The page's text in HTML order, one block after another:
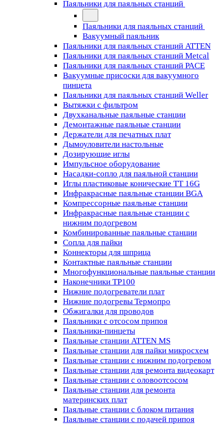
Паяльники для паяльных станций
Паяльники для паяльных станций
Вакуумный паяльник
Паяльники для паяльных станций ATTEN
Паяльники для паяльных станций Metcal
Паяльники для паяльных станций PACE
Вакуумные присоски для вакуумного
пинцета
Паяльники для паяльных станций Weller
Вытяжки с фильтром
Двухканальные паяльные станции
Демонтажные паяльные станции
Держатели для печатных плат
Дымоуловители настольные
Дозирующие иглы
Импульсное оборудование
Насадки-сопло для паяльной станции
Иглы пластиковые конические TT 16G
Инфракрасные паяльные станции BGA
Компрессорные паяльные станции
Инфракрасные паяльные станции с
нижним подогревом
Комбинированные паяльные станции
Сопла для пайки
Коннекторы для шприца
Контактные паяльные станции
Многофункциональные паяльные станции
Наконечники TP100
Нижние подогреватели плат
Нижние подогревы Термопро
Обжигалки для проводов
Паяльники с отсосом припоя
Паяльники-пинцеты
Паяльные станции ATTEN MS
Паяльные станции для пайки микросхем
Паяльные станции с нижним подогревом
Паяльные станции для ремонта видеокарт
Паяльные станции с оловоотсосом
Паяльные станции для ремонта
материнских плат
Паяльные станции с блоком питания
Паяльные станции с подачей припоя